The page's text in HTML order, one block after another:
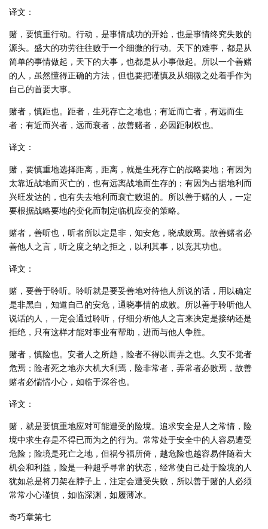
译文：
赌，要慎重行动。行动，是事情成功的开始，也是事情终究失败的
源头。盛大的功劳往往败于一个细微的行动。天下的难事，都是从
简单的事情做起，天下的大事，也都是从小事做起。所以一个善赌
的人，虽然懂得正确的方法，但也要把谨慎及从细微之处着手作为
自己的首要大事。
赌者，慎距也。距者，生死存亡之地也；有近而亡者，有远而生
者；有近而兴者，远而衰者，故善赌者，必因距制权也。
译文：
赌，要慎重地选择距离，距离，就是生死存亡的战略要地；有因为
太靠近战地而灭亡的，也有远离战地而生存的；有因为占据地利而
兴旺发达的，也有失去地利而衰亡败退的。所以善于赌的人，一定
要根据战略要地的变化而制定临机应变的策略。
赌者，善听也，听者所以定是非，知安危，晓成败焉。故善赌者必
善他人之言，听之度之纳之拒之，以利其事，以竞其功也。
译文：
赌，要善于聆听。聆听就是要妥善地对待他人所说的话，用以确定
是非黑白，知道自己的安危，通晓事情的成败。所以善于聆听他人
说话的人，一定会通过聆听，仔细分析他人之言来决定是接纳还是
拒绝，只有这样才能对事业有帮助，进而与他人争胜。
赌者，慎险也。安者人之所趋，险者不得以而弄之也。久安不觉者
危焉；险者死之地亦大机大利焉，险非常者，弄常者必败焉，故善
赌者必惴惴小心，如临于深谷也。
译文：
赌，就是要慎重地应对可能遭受的险境。追求安全是人之常情，险
境中求生存是不得已而为之的行为。常常处于安全中的人容易遭受
危险；险境是死亡之地，但祸兮福所倚，越危险也越容易伴随着大
机会和利益，险是一种超乎寻常的状态，经常使自己处于险境的人
犹如总是将刀架在脖子上，注定会遭受失败，所以善于赌的人必须
常常小心谨慎，如临深渊，如履薄冰。
奇巧章第七